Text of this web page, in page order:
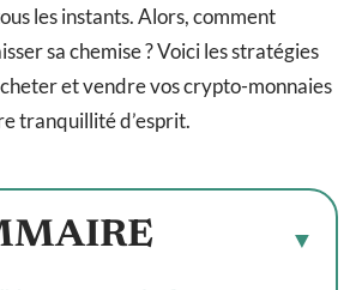
les instants. Alors, comment
sa chemise ? Voici les stratégies
et vendre vos crypto-monnaies
tranquillité d’esprit.